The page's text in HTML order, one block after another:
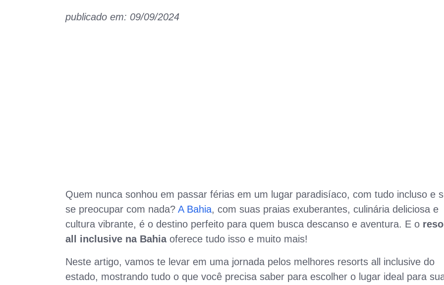
publicado em: 09/09/2024
Quem nunca sonhou em passar férias em um lugar paradisíaco, com tudo incluso e
se preocupar com nada? A Bahia, com suas praias exuberantes, culinária deliciosa e
cultura vibrante, é o destino perfeito para quem busca descanso e aventura. E o
all inclusive na Bahiaoferece tudo isso e muito mais!
Neste artigo, vamos te levar em uma jornada pelos melhores resorts all inclusive do
estado, mostrando tudo o que você precisa saber para escolher o lugar ideal para